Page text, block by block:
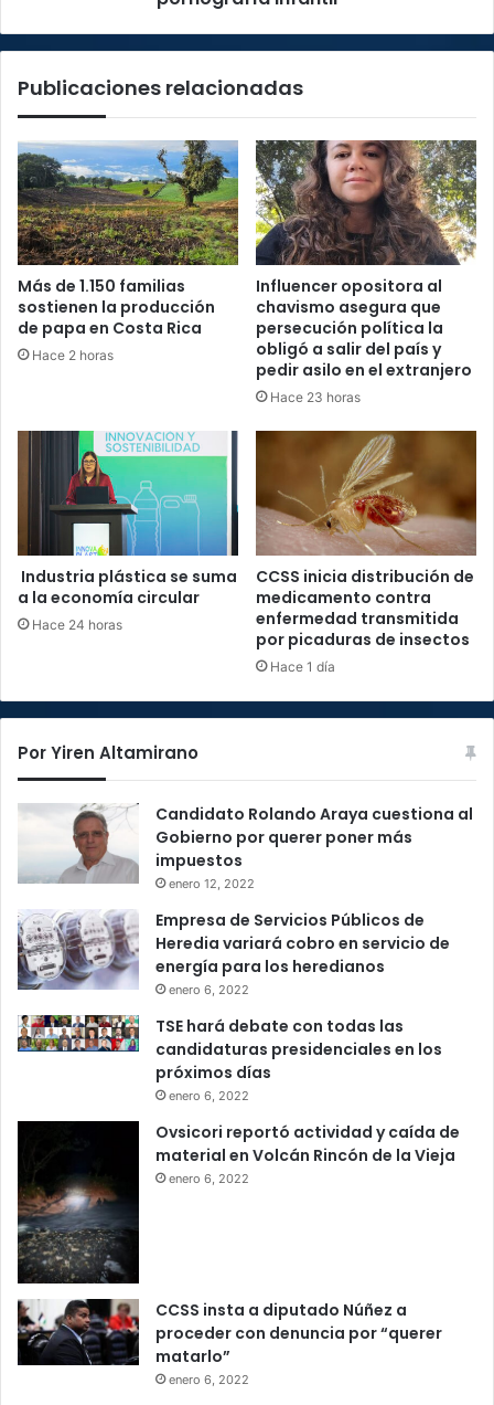
Publicaciones relacionadas
Más de 1.150 familias
sostienen la producción
de papa en Costa Rica
Hace 2 horas
Influencer opositora al
chavismo asegura que
persecución política la
obligó a salir del país y
pedir asilo en el extranjero
Hace 23 horas
Industria plástica se suma
a la economía circular
Hace 24 horas
CCSS inicia distribución de
medicamento contra
enfermedad transmitida
por picaduras de insectos
Hace 1 día
Por Yiren Altamirano
Candidato Rolando Araya cuestiona al
Gobierno por querer poner más
impuestos
enero 12, 2022
Empresa de Servicios Públicos de
Heredia variará cobro en servicio de
energía para los heredianos
enero 6, 2022
TSE hará debate con todas las
candidaturas presidenciales en los
próximos días
enero 6, 2022
Ovsicori reportó actividad y caída de
material en Volcán Rincón de la Vieja
enero 6, 2022
CCSS insta a diputado Núñez a
proceder con denuncia por “querer
matarlo”
enero 6, 2022